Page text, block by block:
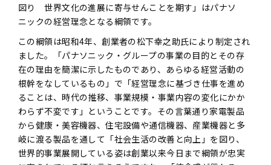
図り 世界文化の進展に寄与せんことを期す」はパナソ
ニックの経営理念となる綱領です。
この綱領は昭和4年、創業者の松下幸之助氏により制定され
ました。「パナソニック・グループの事業の目的とその存
在の理由を簡潔に示したものであり、あらゆる経営活動の
根幹をなしているもの」で「経営理念に基づき仕事を進め
ることは、時代の推移、事業規模・事業内容の変化にかか
わらず不変です」ということです。その言葉通り家電製品
から健康・美容機器、住宅設備や通信機器、産業機器と多
岐に渡る製品を通して「社会生活の改善と向上」を図り、
世界的事業展開している姿は創業以来今日まで綱領が忠実